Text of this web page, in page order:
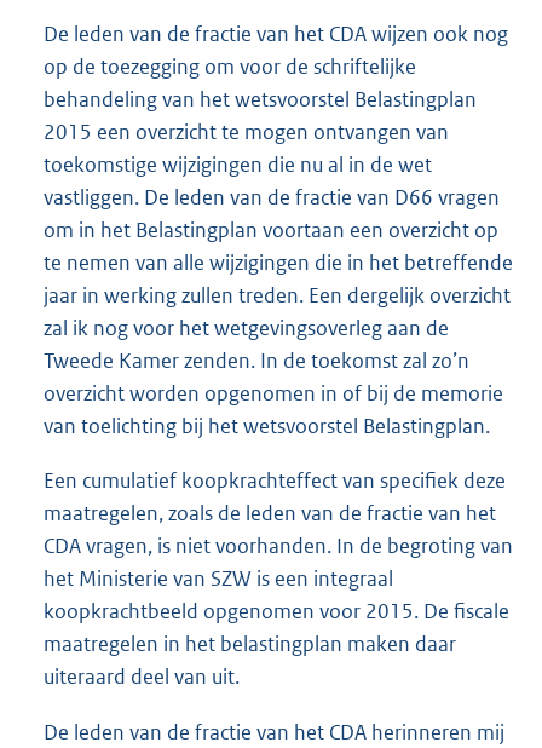
De leden van de fractie van het CDA wijzen ook nog
op de toezegging om voor de schriftelijke
behandeling van het wetsvoorstel Belastingplan
2015 een overzicht te mogen ontvangen van
toekomstige wijzigingen die nu al in de wet
vastliggen. De leden van de fractie van D66 vragen
om in het Belastingplan voortaan een overzicht op
te nemen van alle wijzigingen die in het betreffende
jaar in werking zullen treden. Een dergelijk overzicht
zal ik nog voor het wetgevingsoverleg aan de
Tweede Kamer zenden. In de toekomst zal zo’n
overzicht worden opgenomen in of bij de memorie
van toelichting bij het wetsvoorstel Belastingplan.
Een cumulatief koopkrachteffect van specifiek deze
maatregelen, zoals de leden van de fractie van het
CDA vragen, is niet voorhanden. In de begroting van
het Ministerie van SZW is een integraal
koopkrachtbeeld opgenomen voor 2015. De fiscale
maatregelen in het belastingplan maken daar
uiteraard deel van uit.
De leden van de fractie van het CDA herinneren mij